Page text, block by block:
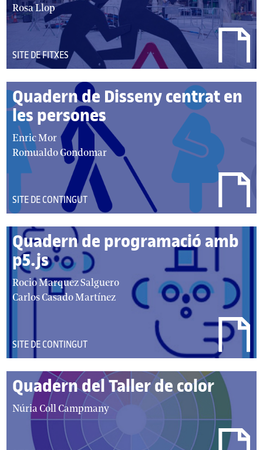
autor/autors:
Rosa Llop
DEL
TIPUS:
SITE DE FITXES
Quadern de Disseny centrat en
les persones
autor/autors:
Enric Mor
Romualdo Gondomar
DEL
TIPUS:
SITE DE CONTINGUT
Quadern de programació amb
p5.js
autor/autors:
Rocio Marquez Salguero
Carlos Casado Martínez
DEL
TIPUS:
SITE DE CONTINGUT
Quadern del Taller de color
autor/autors:
Núria Coll Campmany